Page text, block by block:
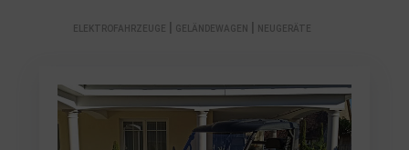
ELEKTROFAHRZEUGE GELÄNDEWAGEN NEUGERÄTE